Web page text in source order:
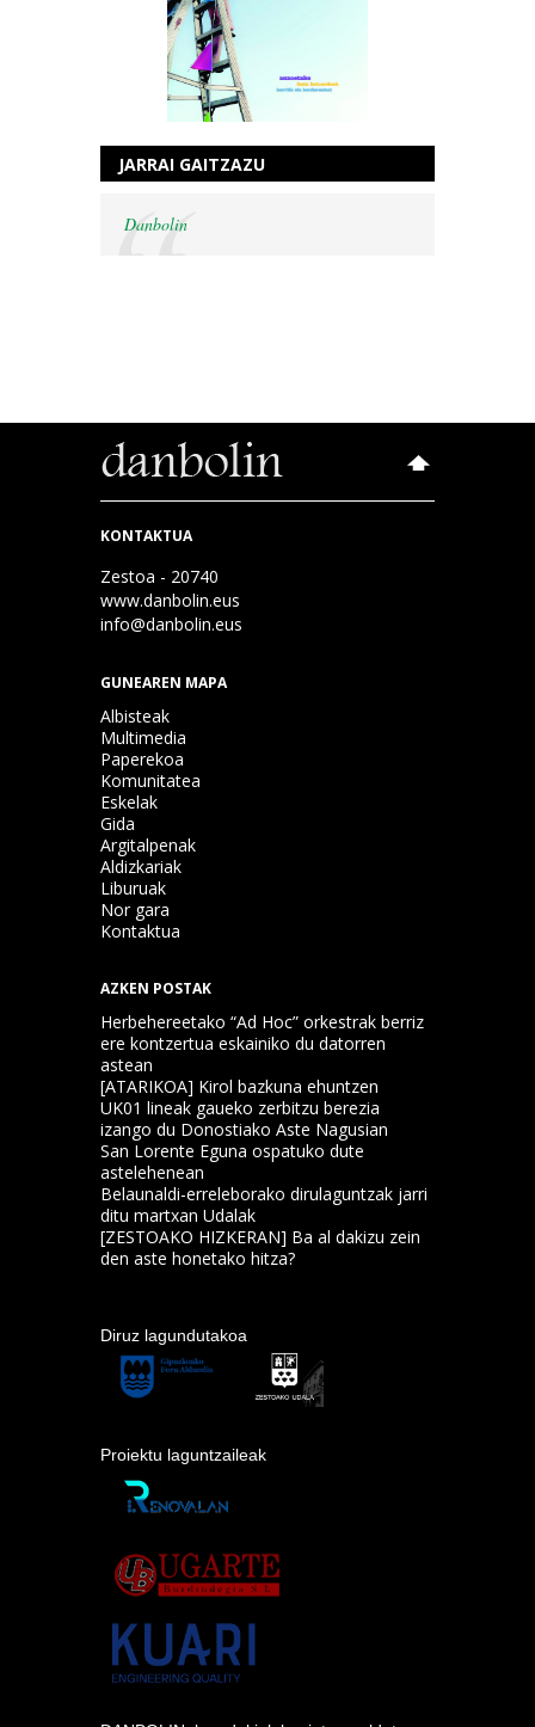
JARRAI GAITZAZU
Danbolin
KONTAKTUA
Zestoa - 20740
www.danbolin.eus
info@danbolin.eus
GUNEAREN MAPA
Albisteak
Multimedia
Paperekoa
Komunitatea
Eskelak
Gida
Argitalpenak
Aldizkariak
Liburuak
Nor gara
Kontaktua
AZKEN POSTAK
Herbehereetako “Ad Hoc” orkestrak berriz
ere kontzertua eskainiko du datorren
astean
[ATARIKOA] Kirol bazkuna ehuntzen
UK01 lineak gaueko zerbitzu berezia
izango du Donostiako Aste Nagusian
San Lorente Eguna ospatuko dute
astelehenean
Belaunaldi-erreleborako dirulaguntzak jarri
ditu martxan Udalak
[ZESTOAKO HIZKERAN] Ba al dakizu zein
den aste honetako hitza?
Diruz lagundutakoa
Proiektu laguntzaileak